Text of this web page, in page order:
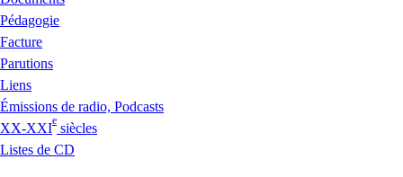
Pédagogie
Facture
Parutions
Liens
Émissions de radio, Podcasts
XX-XXI
e
siècles
Listes de CD